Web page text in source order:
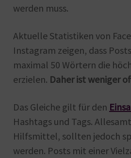
werden muss.
Aktuelle Statistiken von
Instagram zeigen, dass
maximal 50 Wörtern die
erzielen. Daher ist weniger
Das Gleiche gilt für den
Hashtags und Tags.
Hilfsmittel, sollten jedoch
werden. Posts mit einer